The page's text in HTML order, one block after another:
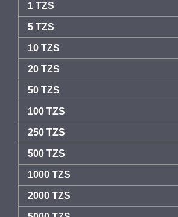
1 TZS
5 TZS
10 TZS
20 TZS
50 TZS
100 TZS
250 TZS
500 TZS
1000 TZS
2000 TZS